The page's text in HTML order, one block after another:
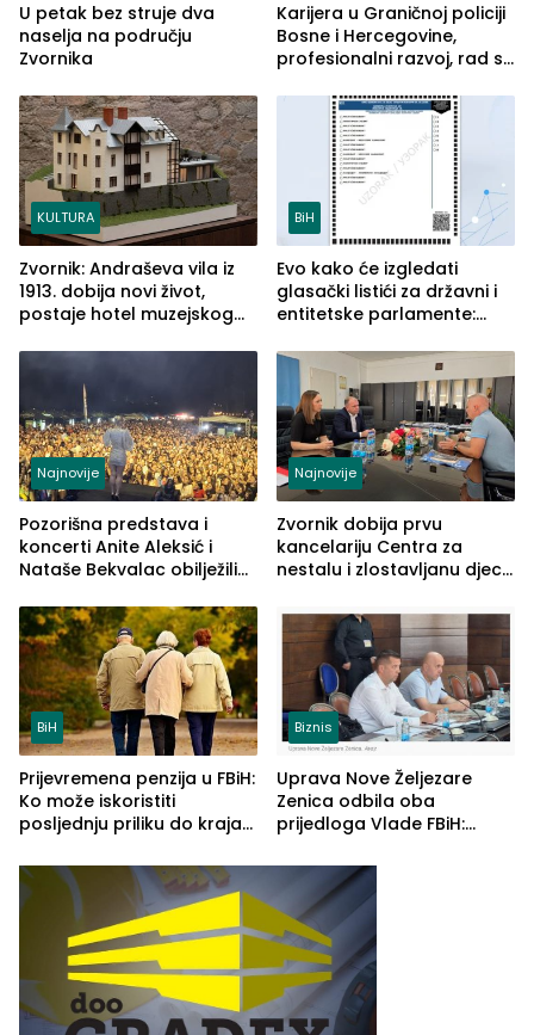
U petak bez struje dva
naselja na području
Zvornika
Karijera u Graničnoj policiji
Bosne i Hercegovine,
profesionalni razvoj, rad sa
služba građanima
KULTURA
Zvornik: Andraševa vila iz
1913. dobija novi život,
postaje hotel muzejskog
BiH
Evo kako će izgledati
glasački listići za državni i
entitetske parlamente:
vidljive na njima
Najnovije
Pozorišna predstava i
koncerti Anite Aleksić i
Nataše Bekvalac obilježili
ljeta (FOTO)
Najnovije
Zvornik dobija prvu
kancelariju Centra za
nestalu i zlostavljanu djecu
BiH
Prijevremena penzija u FBiH:
Ko može iskoristiti
posljednju priliku do kraja
Biznis
Uprava Nove Željezare
Zenica odbila oba
prijedloga Vlade FBiH:
rješenje